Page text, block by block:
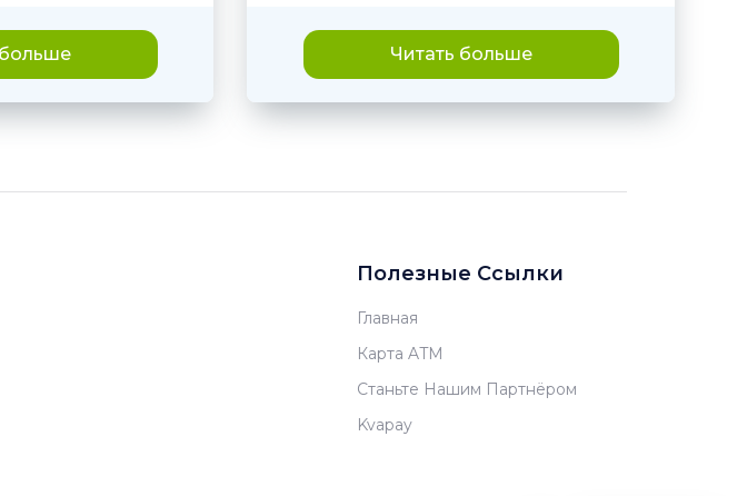
Читать больше
Полезные Ссылки
Главная
Карта ATM
Станьте Нашим Партнёром
Kvapay